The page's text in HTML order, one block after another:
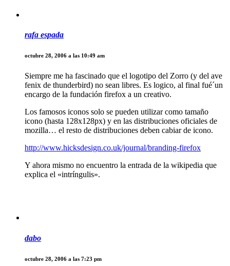
rafa espada
octubre 28, 2006 a las 10:49 am
Siempre me ha fascinado que el logotipo del Zorro (y del ave
fenix de thunderbird) no sean libres. Es logico, al final fué´un
encargo de la fundación firefox a un creativo.
Los famosos iconos solo se pueden utilizar como tamaño
icono (hasta 128x128px) y en las distribuciones oficiales de
mozilla… el resto de distribuciones deben cabiar de icono.
http://www.hicksdesign.co.uk/journal/branding-firefox
Y ahora mismo no encuentro la entrada de la wikipedia que
explica el «intríngulis».
dabo
octubre 28, 2006 a las 7:23 pm